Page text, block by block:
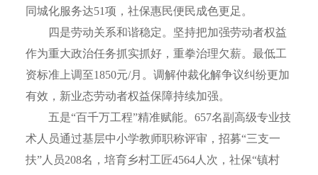
同城化服务达51项，社保惠民便民成色更足。
四是劳动关系和谐稳定。坚持把加强劳动者权益
作为重大政治任务抓实抓好，重拳治理欠薪。最低工
资标准上调至1850元/月。调解仲裁化解争议纠纷更加
有效，新业态劳动者权益保障持续加强。
五是“百千万工程”精准赋能。657名副高级专业技
术人员通过基层中小学教师职称评审，招募“三支一
扶”人员208名，培育乡村工匠4564人次，社保“镇村